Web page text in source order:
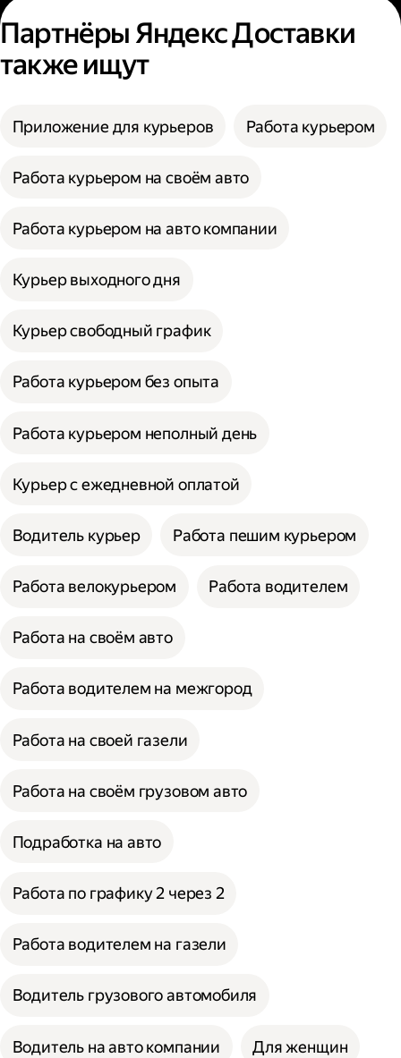
Партнёры Яндекс Доставки
также ищут
Приложение для курьеров Работа курьером
Работа курьером на своём авто
Работа курьером на авто компании
Курьер выходного дня
Курьер свободный график
Работа курьером без опыта
Работа курьером неполный день
Курьер с ежедневной оплатой
Водитель курьер Работа пешим курьером
Работа велокурьером Работа водителем
Работа на своём авто
Работа водителем на межгород
Работа на своей газели
Работа на своём грузовом авто
Подработка на авто
Работа по графику 2 через 2
Работа водителем на газели
Водитель грузового автомобиля
Водитель на авто компании Для женщин